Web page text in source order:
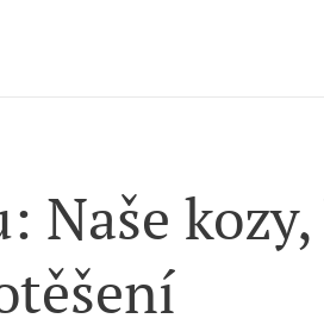
Naše kozy,